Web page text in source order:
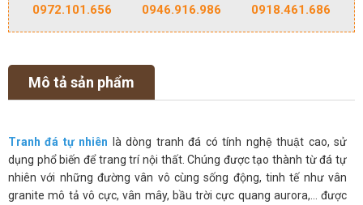
0972.101.656 0946.916.986 0918.461.686
Mô tả sản phẩm
Tranh đá tự nhiên là dòng tranh đá có tính nghệ thuật cao, sử
dụng phổ biến để trang trí nội thất. Chúng được tạo thành từ đá tự
nhiên với những đường vân vô cùng sống động, tinh tế như vân
granite mô tả vô cực, vân mây, bầu trời cực quang aurora,… được